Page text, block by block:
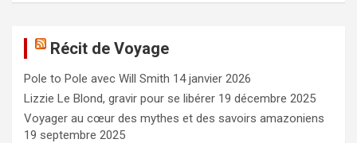
c
h
e
r
Récit de Voyage
Pole to Pole avec Will Smith 14 janvier 2026
Lizzie Le Blond, gravir pour se libérer 19 décembre 2025
Voyager au cœur des mythes et des savoirs amazoniens
19 septembre 2025